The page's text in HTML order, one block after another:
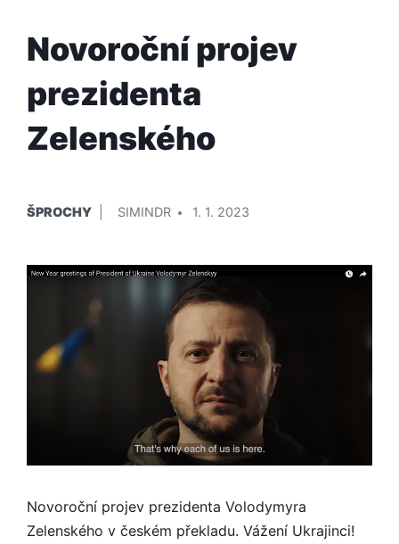
Novoroční projev
prezidenta
Zelenského
V
ŠPROCHY
SIMINDR
1. 1. 2023
Novoroční projev prezidenta Volodymyra
Zelenského v českém překladu. Vážení Ukrajinci!